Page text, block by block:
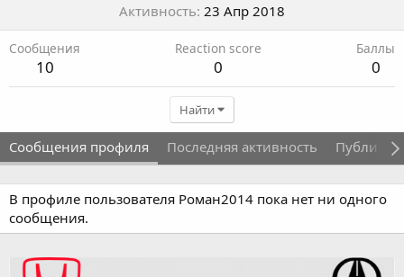
Активность 23 Апр 2018
Сообщения
10
Reaction score
0
Баллы
0
Найти
Сообщения профиля Последняя активность
В профиле пользователя Роман2014 пока нет ни одного
сообщения.